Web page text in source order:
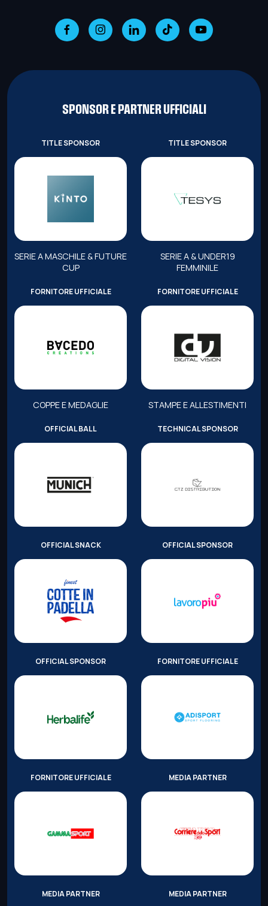
SPONSOR E PARTNER UFFICIALI
TITLE SPONSOR
SERIE A MASCHILE & FUTURE
CUP
TITLE SPONSOR
SERIE A & UNDER19
FEMMINILE
FORNITORE UFFICIALE
COPPE E MEDAGLIE
FORNITORE UFFICIALE
STAMPE E ALLESTIMENTI
OFFICIAL BALL TECHNICAL SPONSOR
OFFICIAL SNACK OFFICIAL SPONSOR
OFFICIAL SPONSOR FORNITORE UFFICIALE
FORNITORE UFFICIALE MEDIA PARTNER
MEDIA PARTNER MEDIA PARTNER